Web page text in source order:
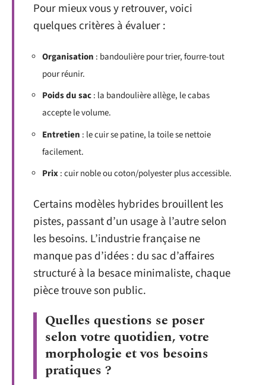
Pour mieux vous y retrouver, voici
quelques critères à évaluer :
Organisation : bandoulière pour trier, fourre-tout
pour réunir.
Poids du sac: la bandoulière allège, le cabas
accepte le volume.
Entretien : le cuir se patine, la toile se nettoie
facilement.
Prix: cuir noble ou coton/polyester plus accessible.
Certains modèles hybrides brouillent les
pistes, passant d’un usage à l’autre selon
les besoins. L’industrie française ne
manque pas d’idées : du sac d’affaires
structuré à la besace minimaliste, chaque
pièce trouve son public.
Quelles questions se poser
selon votre quotidien, votre
morphologie et vos besoins
pratiques ?